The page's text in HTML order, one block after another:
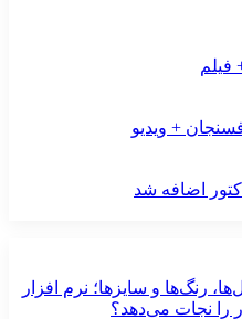
فیلم
+ ویدیو
اضافه شد